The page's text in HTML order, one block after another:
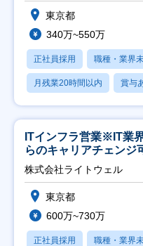
東京都
340万~550万
正社員採用 職種・業界
月残業20時間以内 賞与
ITインフラ営業※IT業
らのキャリアチェン
能】
株式会社ライトウェル
東京都
600万~730万
正社員採用 職種・業界